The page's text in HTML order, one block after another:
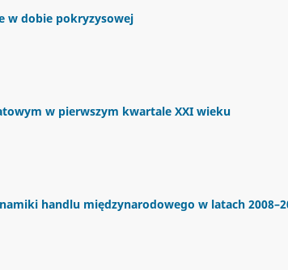
w dobie pokryzysowej
w pierwszym kwartale XXI wieku
handlu międzynarodowego w latach